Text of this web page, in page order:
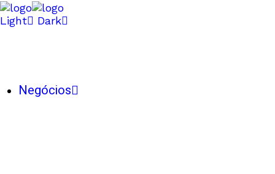
Light Dark
Negócios